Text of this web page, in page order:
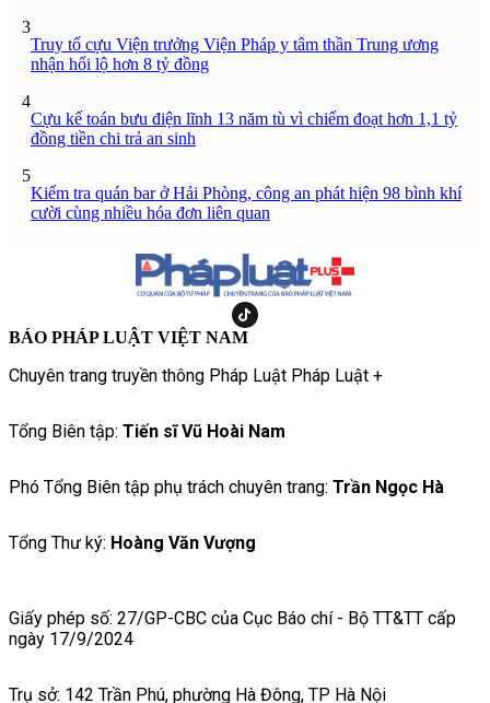
3
Truy tố cựu Viện trưởng Viện Pháp y tâm thần Trung ương
nhận hối lộ hơn 8 tỷ đồng
4
Cựu kế toán bưu điện lĩnh 13 năm tù vì chiếm đoạt hơn 1,1 tỷ
đồng tiền chi trả an sinh
5
Kiểm tra quán bar ở Hải Phòng, công an phát hiện 98 bình khí
cười cùng nhiều hóa đơn liên quan
BÁO PHÁP LUẬT VIỆT NAM
Chuyên trang truyền thông Pháp Luật Pháp Luật +
Tổng Biên tập: Tiến sĩ Vũ Hoài Nam
Phó Tổng Biên tập phụ trách chuyên trang: Trần Ngọc Hà
Tổng Thư ký: Hoàng Văn Vượng
Giấy phép số: 27/GP-CBC của Cục Báo chí - Bộ TT&TT cấp
ngày 17/9/2024
Trụ sở: 142 Trần Phú, phường Hà Đông, TP Hà Nội